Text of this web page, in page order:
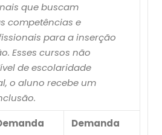
que buscam
competências e
para a inserção
Esses cursos não
de escolaridade
o aluno recebe um
Demanda